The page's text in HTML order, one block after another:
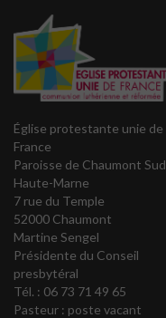
Église protestante unie de
France
Paroisse de Chaumont Sud
Haute-Marne
7 rue du Temple
52000 Chaumont
Martine Sengel
Présidente du Conseil
presbytéral
Tél. : 06 73 71 49 65
Pasteur : poste vacant